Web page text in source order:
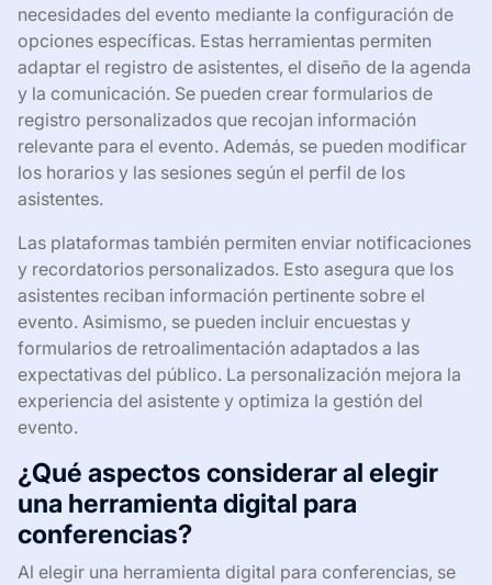
necesidades del evento mediante la configuración de
opciones específicas. Estas herramientas permiten
adaptar el registro de asistentes, el diseño de la agenda
y la comunicación. Se pueden crear formularios de
registro personalizados que recojan información
relevante para el evento. Además, se pueden modificar
los horarios y las sesiones según el perfil de los
asistentes.
Las plataformas también permiten enviar notificaciones
y recordatorios personalizados. Esto asegura que los
asistentes reciban información pertinente sobre el
evento. Asimismo, se pueden incluir encuestas y
formularios de retroalimentación adaptados a las
expectativas del público. La personalización mejora la
experiencia del asistente y optimiza la gestión del
evento.
¿Qué aspectos considerar al elegir
una herramienta digital para
conferencias?
Al elegir una herramienta digital para conferencias, se